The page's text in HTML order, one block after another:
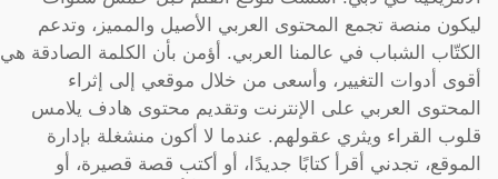
ليكون منصة تجمع المحتوى العربي الأصيل والمميز، وتدعم
الكتّاب الشباب في عالمنا العربي. أؤمن بأن الكلمة الصادقة هي
أقوى أدوات التغيير، وأسعى من خلال موقعي إلى إثراء
المحتوى العربي على الإنترنت وتقديم محتوى هادف يلامس
قلوب القراء ويثري عقولهم. عندما لا أكون منشغلة بإدارة
الموقع، تجدني أقرأ كتابًا جديدًا، أو أكتب قصة قصيرة، أو